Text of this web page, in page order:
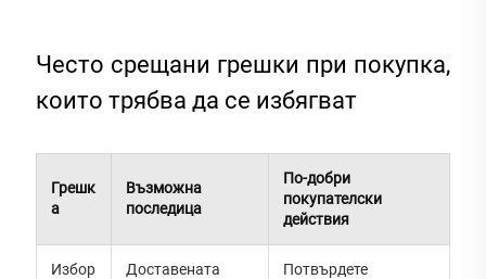
Често срещани грешки при покупка,
които трябва да се избягват
Грешк
а
Възможна
последица
По-добри
покупателски
действия
Избор
Доставената
Потвърдете